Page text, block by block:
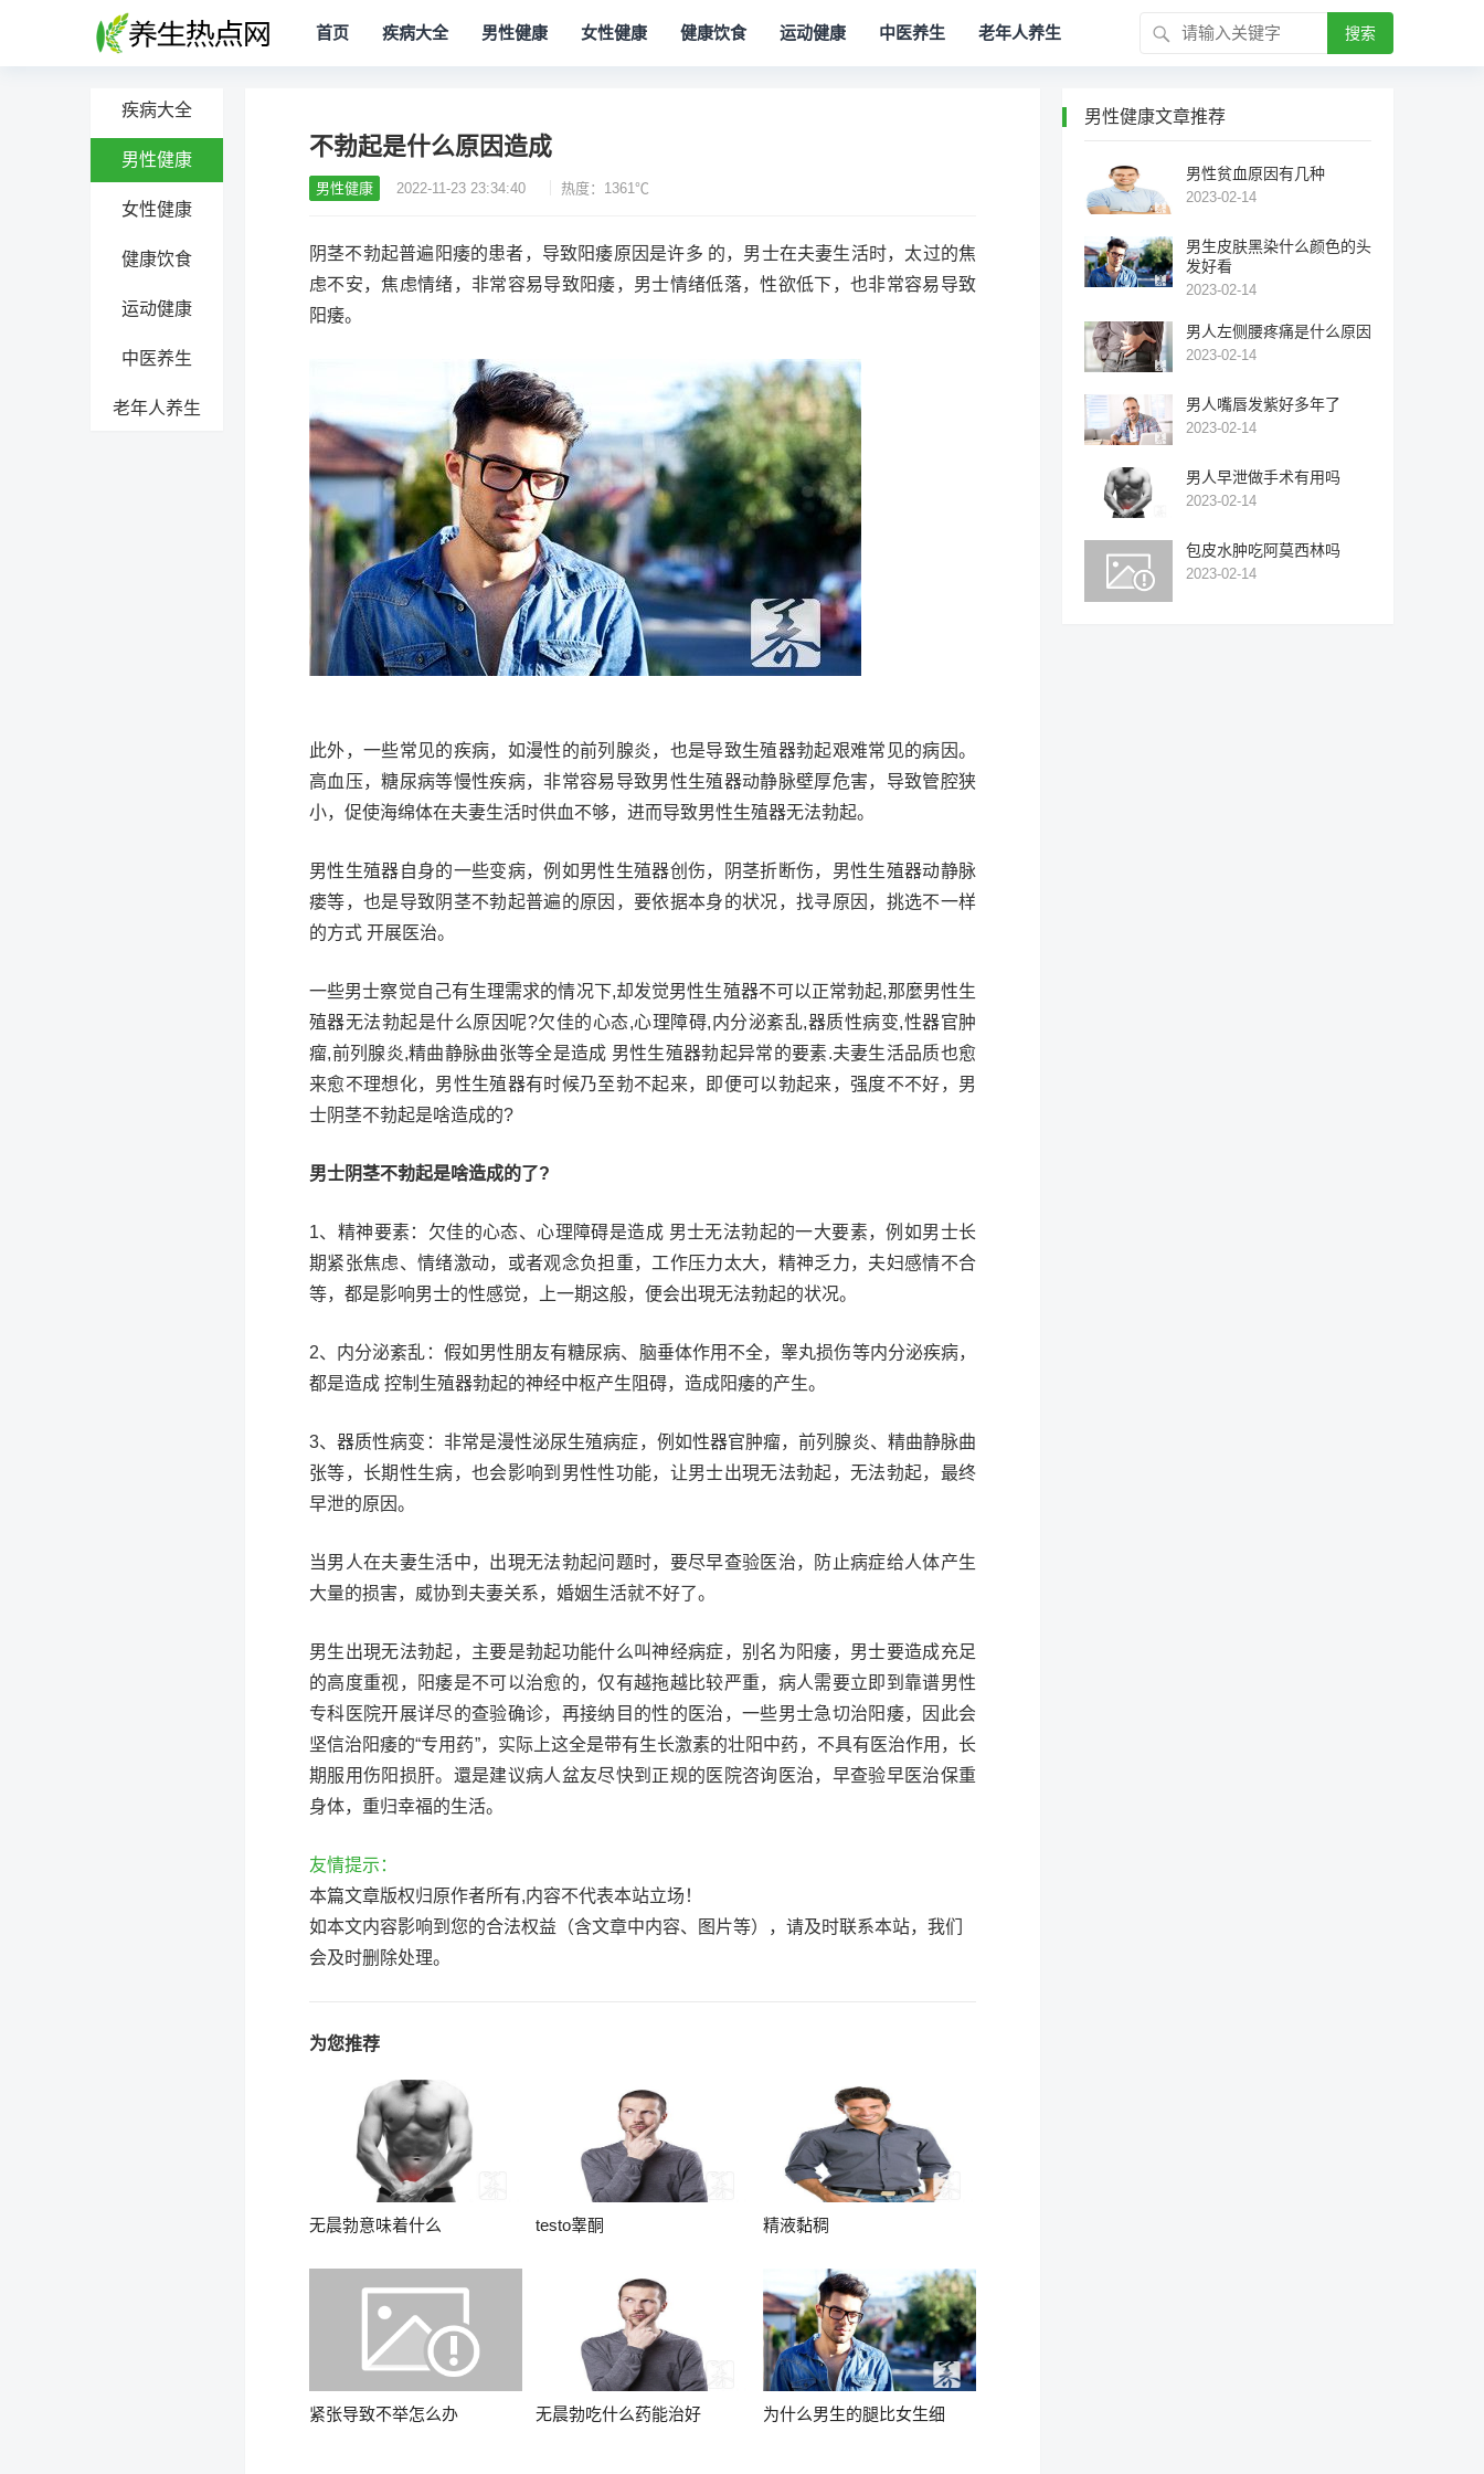
首页 疾病大全 男性健康 女性健康 健康饮食 运动健康 中医养生 老年人养生 搜索
疾病大全
男性健康
女性健康
健康饮食
运动健康
中医养生
老年人养生
不勃起是什么原因造成
男性健康 2022-11-23 23:34:40 热度：1361℃
阴茎不勃起普遍阳痿的患者，导致阳痿原因是许多 的，男士在夫妻生活时，太过的焦
虑不安，焦虑情绪，非常容易导致阳痿，男士情绪低落，性欲低下，也非常容易导致
阳痿。
此外，一些常见的疾病，如漫性的前列腺炎，也是导致生殖器勃起艰难常见的病因。
高血压，糖尿病等慢性疾病，非常容易导致男性生殖器动静脉壁厚危害，导致管腔狭
小，促使海绵体在夫妻生活时供血不够，进而导致男性生殖器无法勃起。
男性生殖器自身的一些变病，例如男性生殖器创伤，阴茎折断伤，男性生殖器动静脉
瘘等，也是导致阴茎不勃起普遍的原因，要依据本身的状况，找寻原因，挑选不一样
的方式 开展医治。
一些男士察觉自己有生理需求的情况下,却发觉男性生殖器不可以正常勃起,那麼男性生
殖器无法勃起是什么原因呢?欠佳的心态,心理障碍,内分泌紊乱,器质性病变,性器官肿
瘤,前列腺炎,精曲静脉曲张等全是造成 男性生殖器勃起异常的要素.夫妻生活品质也愈
来愈不理想化，男性生殖器有时候乃至勃不起来，即便可以勃起来，强度不不好，男
士阴茎不勃起是啥造成的?
男士阴茎不勃起是啥造成的了?
1、精神要素：欠佳的心态、心理障碍是造成 男士无法勃起的一大要素，例如男士长
期紧张焦虑、情绪激动，或者观念负担重，工作压力太大，精神乏力，夫妇感情不合
等，都是影响男士的性感觉，上一期这般，便会出現无法勃起的状况。
2、内分泌紊乱：假如男性朋友有糖尿病、脑垂体作用不全，睾丸损伤等内分泌疾病，
都是造成 控制生殖器勃起的神经中枢产生阻碍，造成阳痿的产生。
3、器质性病变：非常是漫性泌尿生殖病症，例如性器官肿瘤，前列腺炎、精曲静脉曲
张等，长期性生病，也会影响到男性性功能，让男士出現无法勃起，无法勃起，最终
早泄的原因。
当男人在夫妻生活中，出現无法勃起问题时，要尽早查验医治，防止病症给人体产生
大量的损害，威协到夫妻关系，婚姻生活就不好了。
男生出現无法勃起，主要是勃起功能什么叫神经病症，别名为阳痿，男士要造成充足
的高度重视，阳痿是不可以治愈的，仅有越拖越比较严重，病人需要立即到靠谱男性
专科医院开展详尽的查验确诊，再接纳目的性的医治，一些男士急切治阳痿，因此会
坚信治阳痿的“专用药”，实际上这全是带有生长激素的壮阳中药，不具有医治作用，长
期服用伤阳损肝。還是建议病人盆友尽快到正规的医院咨询医治，早查验早医治保重
身体，重归幸福的生活。
友情提示：
本篇文章版权归原作者所有,内容不代表本站立场！
如本文内容影响到您的合法权益（含文章中内容、图片等），请及时联系本站，我们
会及时删除处理。
为您推荐
无晨勃意味着什么 testo睾酮 精液黏稠
紧张导致不举怎么办 无晨勃吃什么药能治好 为什么男生的腿比女生细
男性健康文章推荐
男性贫血原因有几种
2023-02-14
男生皮肤黑染什么颜色的头
发好看
2023-02-14
男人左侧腰疼痛是什么原因
2023-02-14
男人嘴唇发紫好多年了
2023-02-14
男人早泄做手术有用吗
2023-02-14
包皮水肿吃阿莫西林吗
2023-02-14